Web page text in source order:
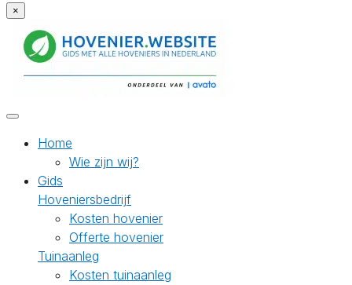
×
Home
Wie zijn wij?
Gids
Hoveniersbedrijf
Kosten hovenier
Offerte hovenier
Tuinaanleg
Kosten tuinaanleg